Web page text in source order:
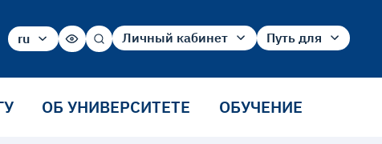
ru
Личный кабинет
Путь для
Сотрудника
ОБ УНИВЕРСИТЕТЕ ОБУЧЕНИЕ